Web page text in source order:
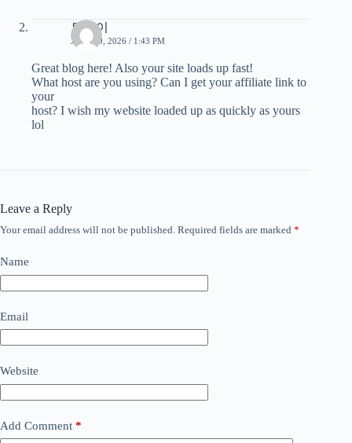
토닥이
JULY 29, 2026 / 1:43 PM
Great blog here! Also your site loads up fast!
What host are you using? Can I get your affiliate link to
your
host? I wish my website loaded up as quickly as yours
lol
Leave a Reply
Your email address will not be published. Required fields are marked *
Name
Email
Website
Add Comment *